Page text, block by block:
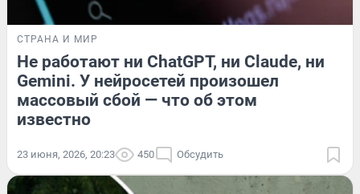
СТРАНА И МИР
Не работают ни ChatGPT, ни Claude, ни
Gemini. У нейросетей произошел
массовый сбой — что об этом
известно
23 июня, 2026, 20:23 450 Обсудить